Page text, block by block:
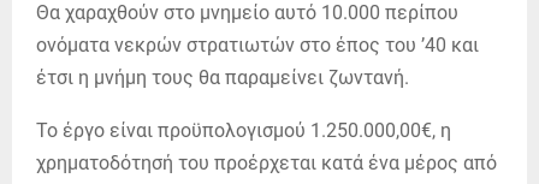
Θα χαραχθούν στο μνημείο αυτό 10.000 περίπου
ονόματα νεκρών στρατιωτών στο έπος του ’40 και
έτσι η μνήμη τους θα παραμείνει ζωντανή.
Το έργο είναι προϋπολογισμού 1.250.000,00€, η
χρηματοδότησή του προέρχεται κατά ένα μέρος από